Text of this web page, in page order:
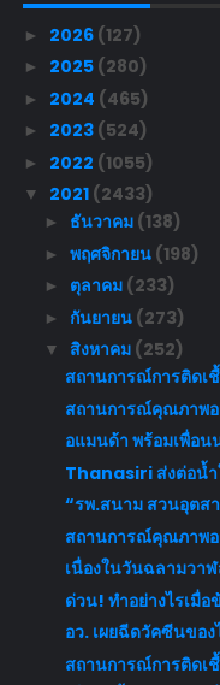
► 2026 (127)
► 2025 (280)
► 2024 (465)
► 2023 (524)
► 2022 (1055)
▼ 2021 (2433)
► ธันวาคม (138)
► พฤศจิกายน (198)
► ตุลาคม (233)
► กันยายน (273)
▼ สิงหาคม (252)
สถานการณ์การติดเ
สถานการณ์คุณภาพอ
อแมนด้า พร้อมเพื่อน
Thanasiri ส่งต่อน้ำ
“รพ.สนาม สวนอุตส
สถานการณ์คุณภาพอ
เนื่องในวันฉลามวา
ด่วน! ทำอย่างไรเมื่
อว. เผยฉีดวัคซีนขอ
สถานการณ์การติดเ